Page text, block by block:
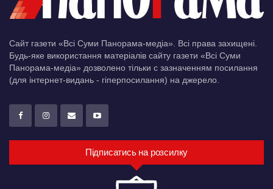
Сайт газети «Всі Суми Панорама-медіа». Всі права захищені.
Будь-яке використання матеріалів сайту газети «Всі Суми
Панорама-медіа» дозволено тільки c зазначенням посилання
(для інтернет-видань - гіперпосилання) на джерело.
Підписатись на розсилку